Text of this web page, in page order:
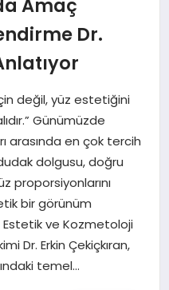
Amaç
Dr.
değil, yüz estetiğini
Günümüzde
arasında en çok tercih
dolgusu, doğru
proporsiyonlarını
bir görünüm
Estetik ve Kozmetoloji
Dr. Erkin Çekiçkıran,
temel…